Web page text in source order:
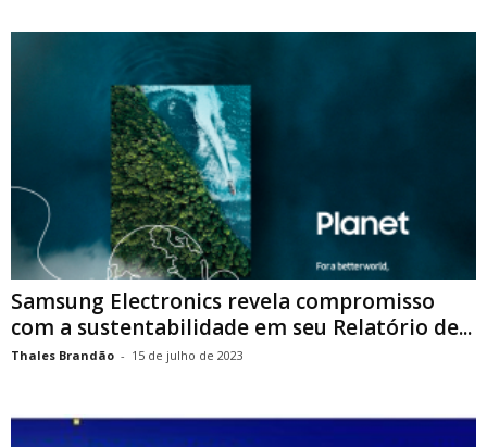
Samsung Electronics revela compromisso
com a sustentabilidade em seu Relatório de...
Thales Brandão - 15 de julho de 2023